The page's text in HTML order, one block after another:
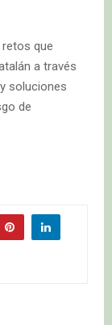
que
a través
soluciones
de